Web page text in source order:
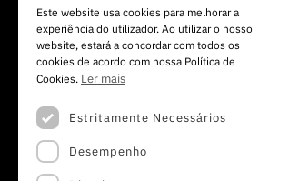
+351 213 924 300
ENGLISH
Este website usa cookies para melhorar a
experiência do utilizador. Ao utilizar o nosso
website, estará a concordar com todos os
cookies de acordo com nossa Política de
Cookies. Ler mais
Estritamente Necessários
Desempenho